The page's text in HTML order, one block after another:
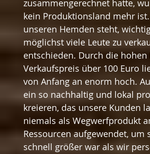
zusammengerechnet hatte,
kein Produktionsland mehr
unseren Hemden steht,
möglichst viele Leute zu
entschieden. Durch die
Verkaufspreis über 100 Euro
von Anfang an enorm hoch.
ein so nachhaltig und lokal
kreieren, das unsere Kunden
niemals als Wegwerfprodukt
Ressourcen aufgewendet,
schnell größer war als wir